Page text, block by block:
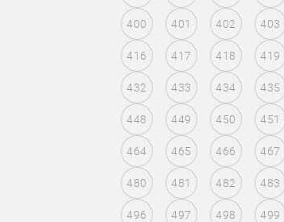
400 401 402 403
416 417 418 419
432 433 434 435
448 449 450 451
464 465 466 467
480 481 482 483
496 497 498 499